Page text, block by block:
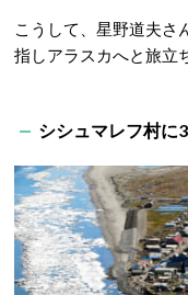
こうして、星野道夫さ
指しアラスカへと旅立
シシュマレフ村に